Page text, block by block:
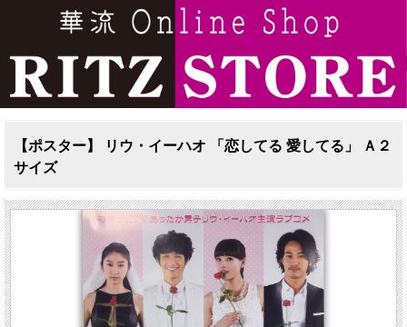
【ポスター】 リウ・イーハオ 「恋してる 愛してる」 Ａ２
サイズ